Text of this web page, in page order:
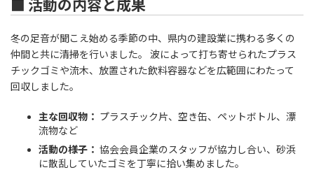
■ 活動の内容と成果
冬の足音が聞こえ始める季節の中、県内の建設業に携わる多くの
仲間と共に清掃を行いました。 波によって打ち寄せられたプラス
チックゴミや流木、放置された飲料容器などを広範囲にわたって
回収しました。
主な回収物： プラスチック片、空き缶、ペットボトル、漂
流物など
活動の様子： 協会会員企業のスタッフが協力し合い、砂浜
に散乱していたゴミを丁寧に拾い集めました。